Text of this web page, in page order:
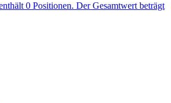
0 Positionen. Der Gesamtwert beträgt